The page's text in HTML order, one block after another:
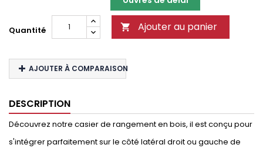
Quantité  Ajouter au panier
AJOUTER À COMPARAISON
DESCRIPTION
Découvrez notre casier de rangement en bois, il est conçu pour
s'intégrer parfaitement sur le côté latéral droit ou gauche de